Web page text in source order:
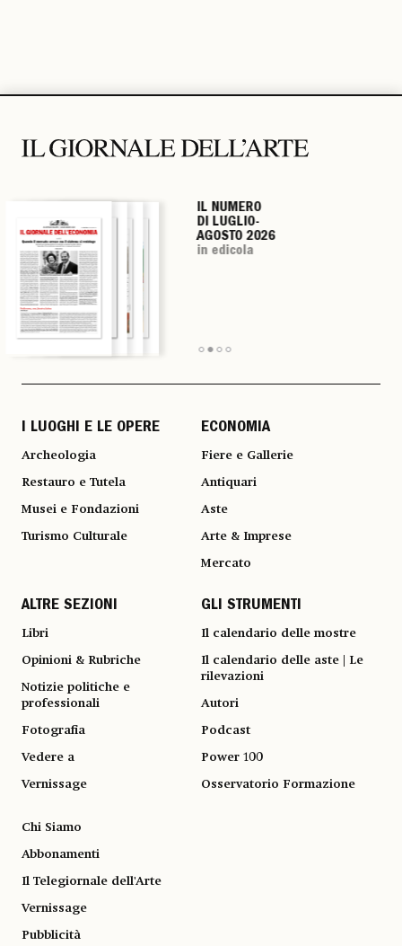
IL NUMERO
DI LUGLIO-
AGOSTO 2026
in edicola
IL NUMERO
DI LUGLIO-
AGOSTO 2026
in edicola
IL NUMERO
DI LUGLIO-
AGOSTO 2026
in edicola
IL NUMERO
DI LUGLIO-
AGOSTO 2026
in edicola
I LUOGHI E LE OPERE
Archeologia
Restauro e Tutela
Musei e Fondazioni
Turismo Culturale
ECONOMIA
Fiere e Gallerie
Antiquari
Aste
Arte & Imprese
Mercato
ALTRE SEZIONI
Libri
Opinioni & Rubriche
Notizie politiche e
professionali
Fotografia
Vedere a
Vernissage
GLI STRUMENTI
Il calendario delle mostre
Il calendario delle aste | Le
rilevazioni
Autori
Podcast
Power 100
Osservatorio Formazione
Chi Siamo
Abbonamenti
Il Telegiornale dell'Arte
Vernissage
Pubblicità